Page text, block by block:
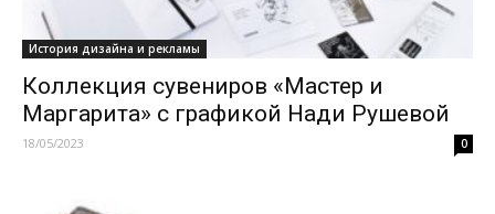
История дизайна и рекламы
Коллекция сувениров «Мастер и
Маргарита» с графикой Нади Рушевой
18/05/2023 0